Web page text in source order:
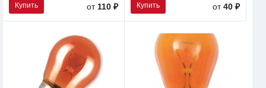
Купить от 110 ₽ Купить от40 ₽